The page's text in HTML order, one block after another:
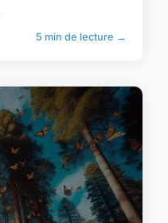
5 min de lecture →